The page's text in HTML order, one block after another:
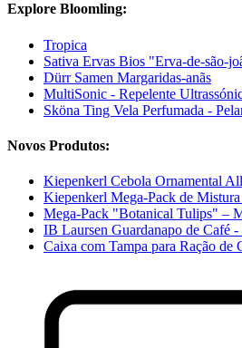
Explore Bloomling:
Tropica
Sativa Ervas Bios "Erva-de-são-
Dürr Samen Margaridas-anãs
MultiSonic - Repelente
Sköna Ting Vela Perfumada -
Novos Produtos:
Kiepenkerl Cebola Ornamental
Kiepenkerl Mega-Pack de
Mega-Pack "Botanical Tulips" –
IB Laursen Guardanapo de Café
Caixa com Tampa para Ração